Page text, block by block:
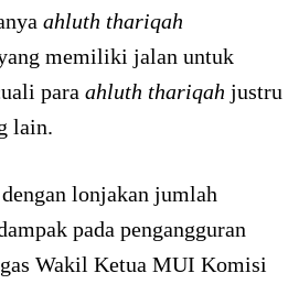
ahluth thariqah
memiliki jalan untuk
para ahluth thariqah justru
lain.
lonjakan jumlah
pada pengangguran
Wakil Ketua MUI Komisi